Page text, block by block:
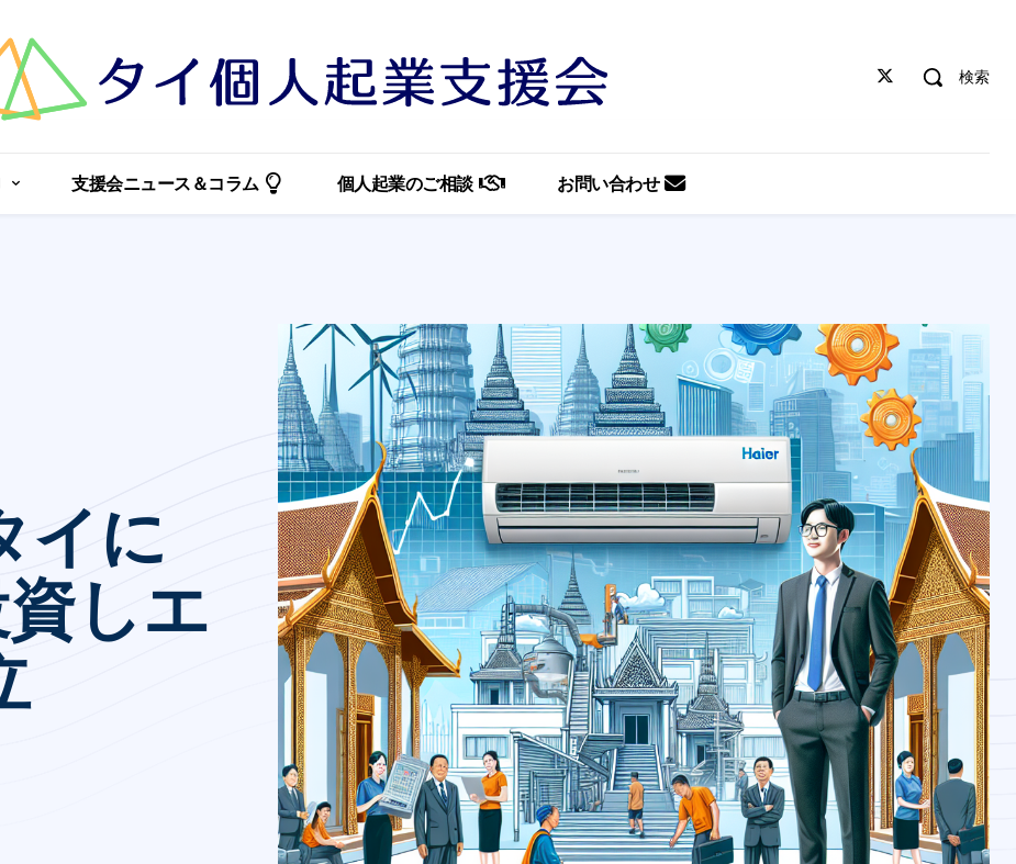
検索
支援会ニュース＆コラム 個人起業のご相談 お問い合わせ
イに
しエ